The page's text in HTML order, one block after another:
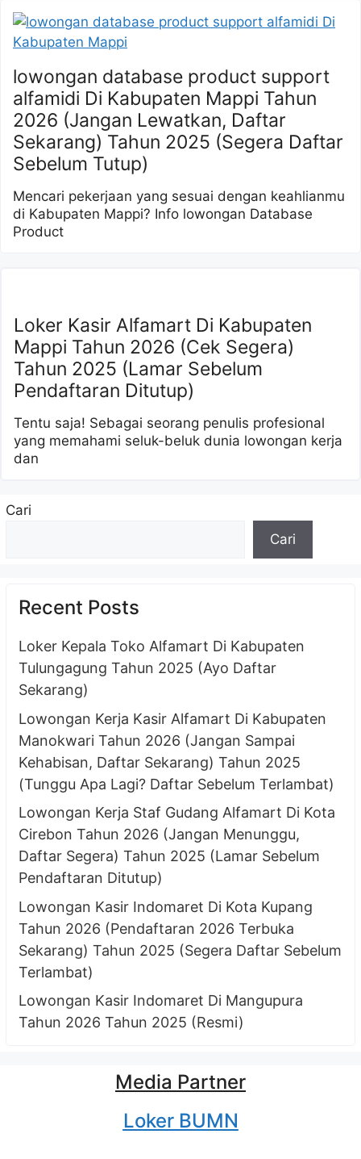
lowongan database product support
alfamidi Di Kabupaten Mappi Tahun
2026 (Jangan Lewatkan, Daftar
Sekarang) Tahun 2025 (Segera Daftar
Sebelum Tutup)
Mencari pekerjaan yang sesuai dengan keahlianmu
di Kabupaten Mappi? Info lowongan Database
Product
Loker Kasir Alfamart Di Kabupaten
Mappi Tahun 2026 (Cek Segera)
Tahun 2025 (Lamar Sebelum
Pendaftaran Ditutup)
Tentu saja! Sebagai seorang penulis profesional
yang memahami seluk-beluk dunia lowongan kerja
dan
Cari
Cari
Recent Posts
Loker Kepala Toko Alfamart Di Kabupaten
Tulungagung Tahun 2025 (Ayo Daftar
Sekarang)
Lowongan Kerja Kasir Alfamart Di Kabupaten
Manokwari Tahun 2026 (Jangan Sampai
Kehabisan, Daftar Sekarang) Tahun 2025
(Tunggu Apa Lagi? Daftar Sebelum Terlambat)
Lowongan Kerja Staf Gudang Alfamart Di Kota
Cirebon Tahun 2026 (Jangan Menunggu,
Daftar Segera) Tahun 2025 (Lamar Sebelum
Pendaftaran Ditutup)
Lowongan Kasir Indomaret Di Kota Kupang
Tahun 2026 (Pendaftaran 2026 Terbuka
Sekarang) Tahun 2025 (Segera Daftar Sebelum
Terlambat)
Lowongan Kasir Indomaret Di Mangupura
Tahun 2026 Tahun 2025 (Resmi)
Media Partner
Loker BUMN